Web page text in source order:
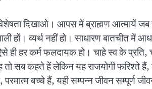
दिखाओ। आपस में ब्राह्मण आत्मायें
हों। व्यर्थ नहीं हो। साधारण बातचीत में
ही हर कर्म फलदायक हो। चाहे स्व के
सब कहते हें लेकिन यह राजयोगी फरिश्ते हैं,
परमात्म बच्चे हैं, यही सम्पन्न जीवन